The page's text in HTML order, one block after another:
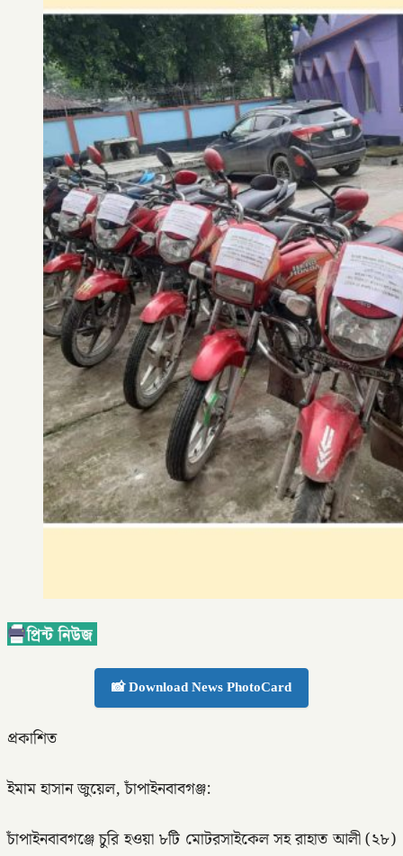
📸 Download News PhotoCard
প্রকাশিত
ইমাম হাসান জুয়েল, চাঁপাইনবাবগঞ্জ:
চাঁপাইনবাবগঞ্জে চুরি হওয়া ৮টি মোটরসাইকেল সহ রাহাত আলী (২৮)